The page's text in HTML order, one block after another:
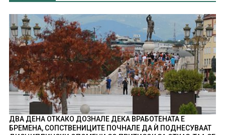
ДВА ДЕНА ОТКАКО ДОЗНАЛЕ ДЕКА ВРАБОТЕНАТА Е
БРЕМЕНА, СОПСТВЕНИЦИТЕ ПОЧНАЛЕ ДА Ѝ ПОДНЕСУВААТ